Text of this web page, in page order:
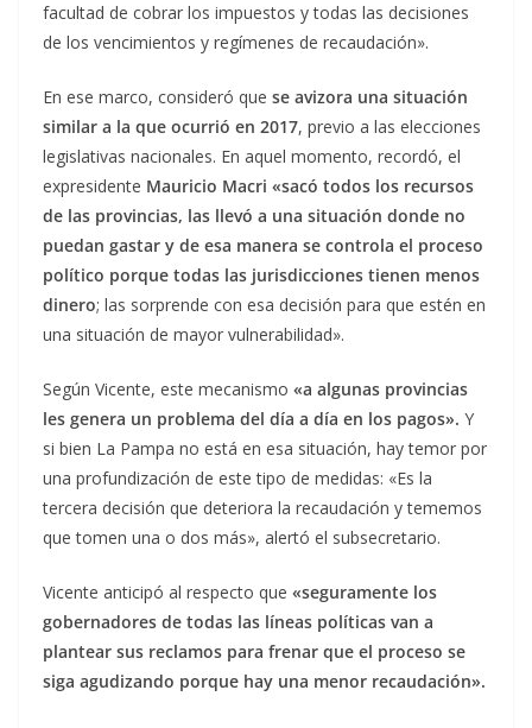
facultad de cobrar los impuestos y todas las decisiones
de los vencimientos y regímenes de recaudación».
En ese marco, consideró que se avizora una situación
similar a la que ocurrió en 2017, previo a las elecciones
legislativas nacionales. En aquel momento, recordó, el
expresidente Mauricio Macri «sacó todos los recursos
de las provincias, las llevó a una situación donde no
puedan gastar y de esa manera se controla el proceso
político porque todas las jurisdicciones tienen menos
dinero; las sorprende con esa decisión para que estén en
una situación de mayor vulnerabilidad».
Según Vicente, este mecanismo «a algunas provincias
les genera un problema del día a día en los pagos». Y
si bien La Pampa no está en esa situación, hay temor por
una profundización de este tipo de medidas: «Es la
tercera decisión que deteriora la recaudación y tememos
que tomen una o dos más», alertó el subsecretario.
Vicente anticipó al respecto que «seguramente los
gobernadores de todas las líneas políticas van a
plantear sus reclamos para frenar que el proceso se
siga agudizando porque hay una menor recaudación».